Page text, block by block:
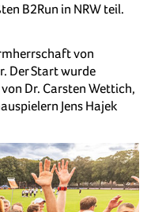
B2Run in NRW teil.
von
Der Start wurde
Dr. Carsten Wettich,
Jens Hajek